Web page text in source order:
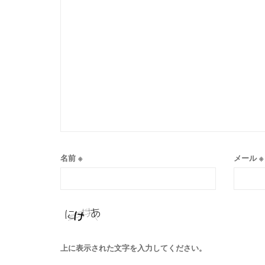
名前 ※ メール※
上に表示された文字を入力してください。